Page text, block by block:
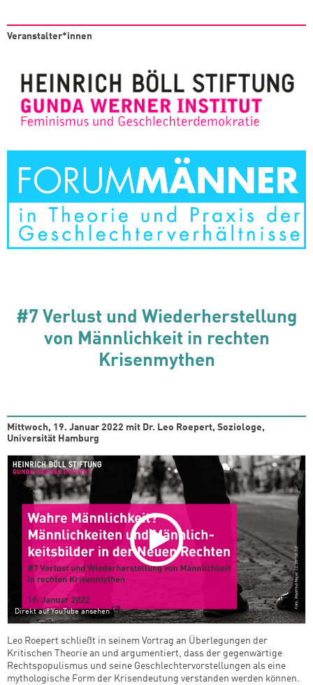
Veranstalter*innen
#7 Verlust und Wiederherstellung
von Männlichkeit in rechten
Krisenmythen
Mittwoch, 19. Januar 2022 mit Dr. Leo Roepert, Soziologe,
Universität Hamburg
Direkt auf YouTube ansehen
Leo Roepert schließt in seinem Vortrag an Überlegungen der
Kritischen Theorie an und argumentiert, dass der gegenwärtige
Rechtspopulismus und seine Geschlechtervorstellungen als eine
mythologische Form der Krisendeutung verstanden werden können.